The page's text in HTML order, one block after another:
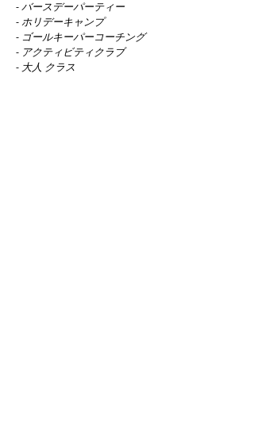
- バースデーパーティー
- ホリデーキャンプ
- ゴールキーパーコーチング
- アクティビティクラブ
- 大人 クラス